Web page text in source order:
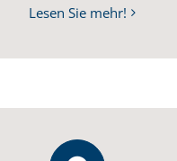
Lesen Sie mehr!